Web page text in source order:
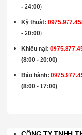
- 24:00)
Kỹ thuật:
- 20:00)
Khiếu nại:
(8:00 - 20:00)
Bảo hành:
(8:00 - 17:00)